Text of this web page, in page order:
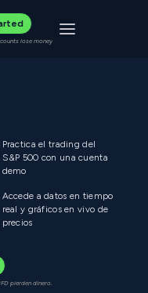
lose money Toggle
Practica el trading del
S&P 500 con una cuenta
demo
Accede a datos en tiempo
real y gráficos en vivo de
precios
pierden dinero.